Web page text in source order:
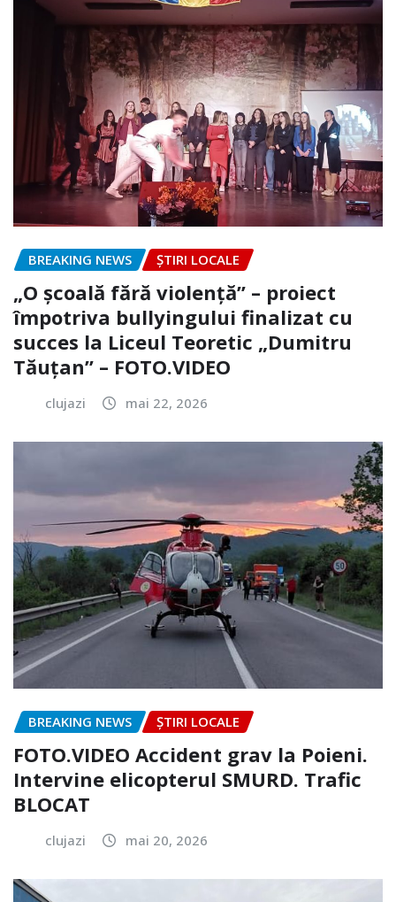
BREAKING NEWS ȘTIRI LOCALE
„O școală fără violență” – proiect
împotriva bullyingului finalizat cu
succes la Liceul Teoretic „Dumitru
Tăuțan” – FOTO.VIDEO
clujazi mai 22, 2026
BREAKING NEWS ȘTIRI LOCALE
FOTO.VIDEO Accident grav la Poieni.
Intervine elicopterul SMURD. Trafic
BLOCAT
clujazi mai 20, 2026